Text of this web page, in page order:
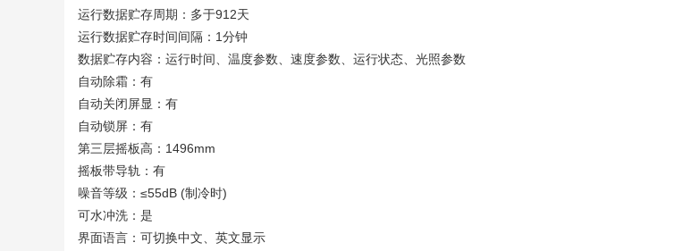
运行数据贮存周期：多于912天
运行数据贮存时间间隔：1分钟
数据贮存内容：运行时间、温度参数、速度参数、运行状态、光照参数
自动除霜：有
自动关闭屏显：有
自动锁屏：有
第三层摇板高：1496mm
摇板带导轨：有
噪音等级：≤55dB (制冷时)
可水冲洗：是
界面语言：可切换中文、英文显示